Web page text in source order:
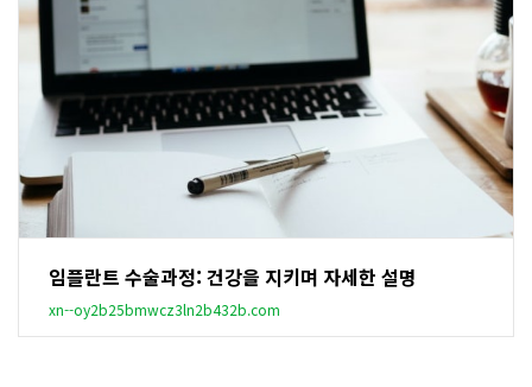
임플란트 수술과정: 건강을 지키며 자세한 설명
xn--oy2b25bmwcz3ln2b432b.com